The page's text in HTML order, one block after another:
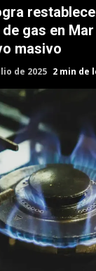
gas en
masivo
de 2025 2 min de